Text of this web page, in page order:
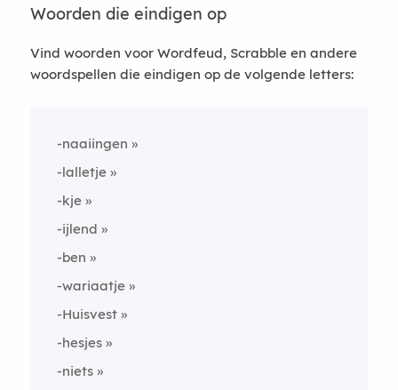
Woorden die eindigen op
Vind woorden voor Wordfeud, Scrabble en andere
woordspellen die eindigen op de volgende letters:
-naaiingen
-lalletje
-kje
-ijlend
-ben
-wariaatje
-Huisvest
-hesjes
-niets